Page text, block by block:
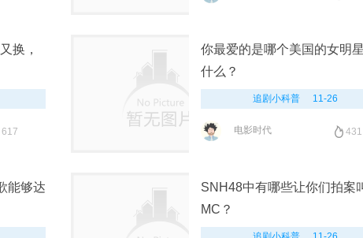
换，
617
你最爱的是哪个美国的女明
什么？
追剧小科普 11-26
电影时代 431
能够达
SNH48中有哪些让你们拍案
MC？